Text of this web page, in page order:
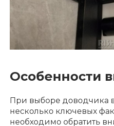
Особенности
При выборе доводчика
несколько ключевых
необходимо обратить